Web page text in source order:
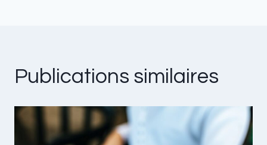
Publications similaires